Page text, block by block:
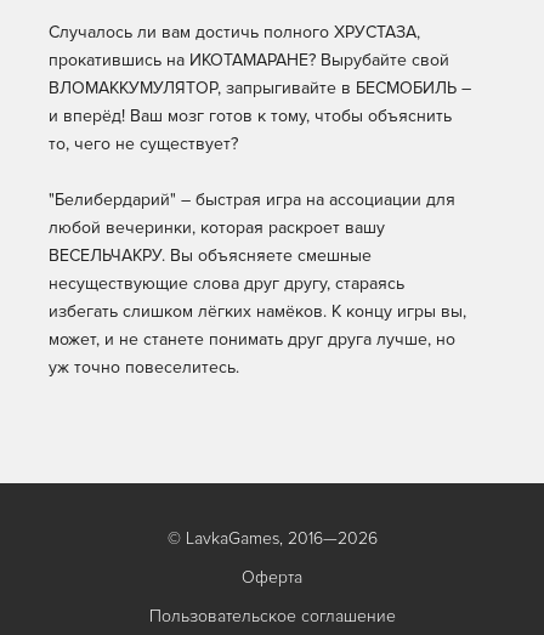
Случалось ли вам достичь полного ХРУСТАЗА,
прокатившись на ИКОТАМАРАНЕ? Вырубайте свой
ВЛОМАККУМУЛЯТОР, запрыгивайте в БЕСМОБИЛЬ –
и вперёд! Ваш мозг готов к тому, чтобы объяснить
то, чего не существует?
"Белибердарий" – быстрая игра на ассоциации для
любой вечеринки, которая раскроет вашу
ВЕСЕЛЬЧАКРУ. Вы объясняете смешные
несуществующие слова друг другу, стараясь
избегать слишком лёгких намёков. К концу игры вы,
может, и не станете понимать друг друга лучше, но
уж точно повеселитесь.
© LavkaGames, 2016—2026
Оферта
Пользовательское соглашение